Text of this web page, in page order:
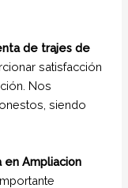
de trajes de
satisfacción
Nos
siendo
en Ampliacion